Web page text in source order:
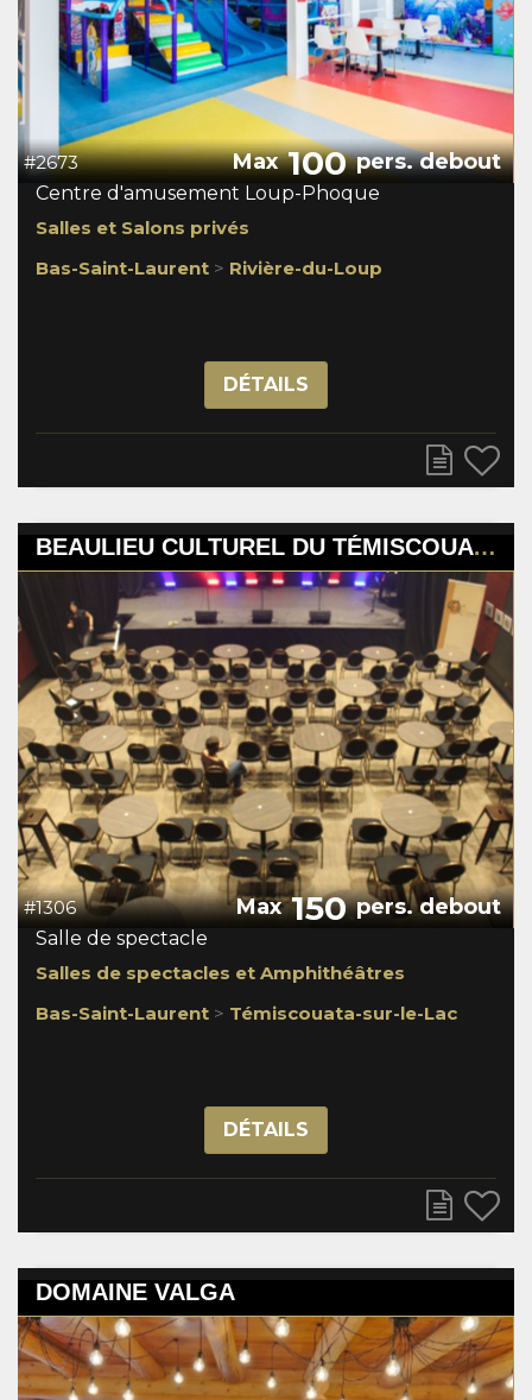
#2673 Max100pers. debout
Centre d'amusement Loup-Phoque
Salles et Salons privés
Bas-Saint-Laurent > Rivière-du-Loup
DÉTAILS
BEAULIEU CULTUREL DU TÉMISCOUATA (LE)
#1306 Max150pers. debout
Salle de spectacle
Salles de spectacles et Amphithéâtres
Bas-Saint-Laurent > Témiscouata-sur-le-Lac
DÉTAILS
DOMAINE VALGA